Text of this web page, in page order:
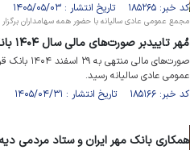
کد خبر: ۱۸۵۲۶۵ تاریخ انتشار : ۱۴۰۵/۰۵/۰۳
مجمع عمومی عادی سالیانه با حضور همه سهامداران
مُهر تاییدبر صورت‌های مالی سال ۱۴۰۴ بانک مهر ایران
صورت‌های
عمومی عادی سالیانه رسید.
کد خبر: ۱۸۵۱۶۶ تاریخ انتشار : ۱۴۰۵/۰۴/۳۱
همکاری بانک مهر ایران و ستاد مردمی